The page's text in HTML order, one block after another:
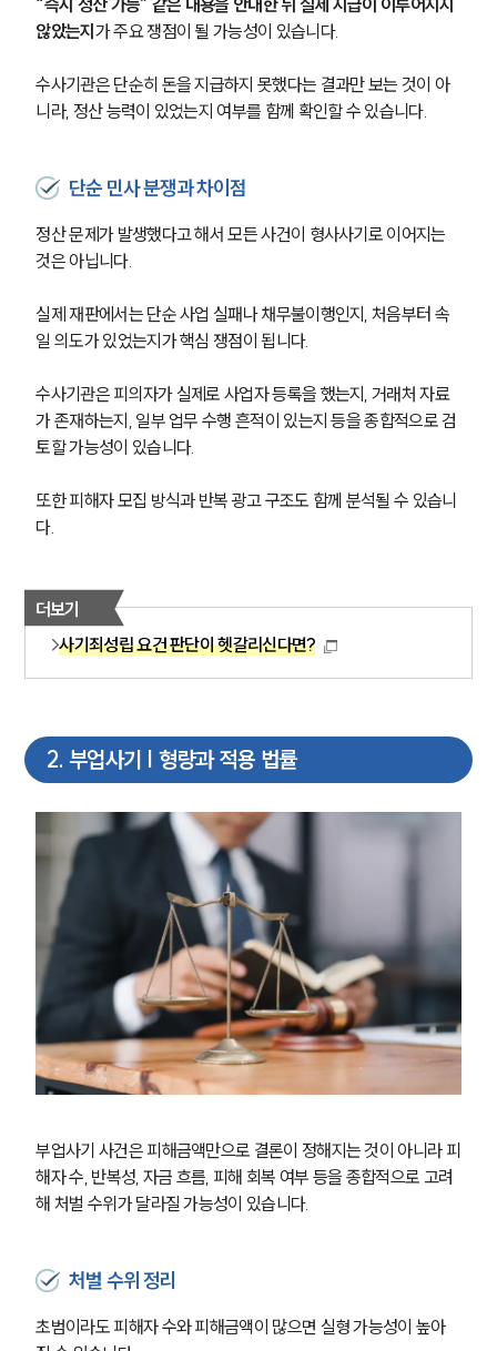
“즉시 정산 가능” 같은 내용을 안내한 뒤 실제 지급이 이루어지지
않았는지 가 주요 쟁점이 될 가능성이 있습니다.
수사기관은 단순히 돈을 지급하지 못했다는 결과만 보는 것이 아
니라, 정산 능력이 있었는지 여부를 함께 확인할 수 있습니다.
단순 민사 분쟁과 차이점
정산 문제가 발생했다고 해서 모든 사건이 형사사기로 이어지는
것은 아닙니다.
실제 재판에서는 단순 사업 실패나 채무불이행인지, 처음부터 속
일 의도가 있었는지가 핵심 쟁점이 됩니다.
수사기관은 피의자가 실제로 사업자 등록을 했는지, 거래처 자료
가 존재하는지, 일부 업무 수행 흔적이 있는지 등을 종합적으로 검
토할 가능성이 있습니다.
또한 피해자 모집 방식과 반복 광고 구조도 함께 분석될 수 있습니
다.
더보기
사기죄성립 요건 판단이 헷갈리신다면?
2. 부업사기 | 형량과 적용 법률
부업사기 사건은 피해금액만으로 결론이 정해지는 것이 아니라 피
해자 수, 반복성, 자금 흐름, 피해 회복 여부 등을 종합적으로 고려
해 처벌 수위가 달라질 가능성이 있습니다.
처벌 수위 정리
초범이라도 피해자 수와 피해금액이 많으면 실형 가능성이 높아